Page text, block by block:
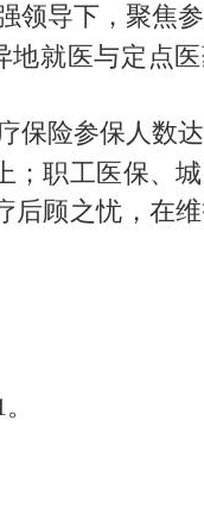
导下，聚焦参
地就医与定点
保险参保人数达
；职工医保、
后顾之忧，在